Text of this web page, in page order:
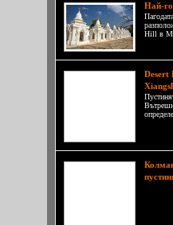
Най-
Hill в
Desert
може да